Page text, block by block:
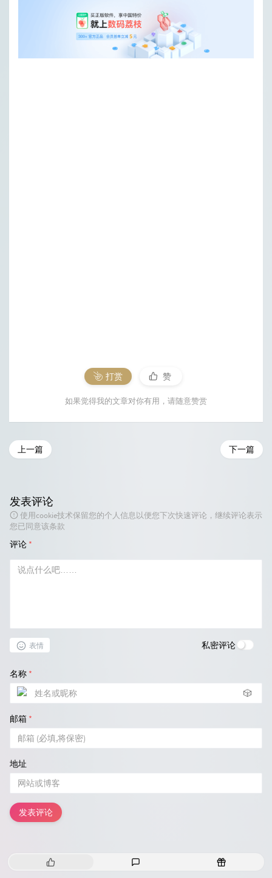
打赏 赞
如果觉得我的文章对你有用，请随意赞赏
下一篇
上一篇
发表评论
使用cookie技术保留您的个人信息以便您下次快速评论，继续评论表示
您已同意该条款
评论 *
表情 私密评论
名称 *
🎲
邮箱 *
地址
发表评论
热
随